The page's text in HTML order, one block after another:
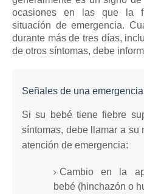
ocasiones en las que la
situación de emergencia.
durante más de tres días,
de otros síntomas, debe
Señales de una emergencia
Si su bebé tiene fiebre
síntomas, debe llamar a su
atención de emergencia:
Cambio en la
bebé (hinchazón o